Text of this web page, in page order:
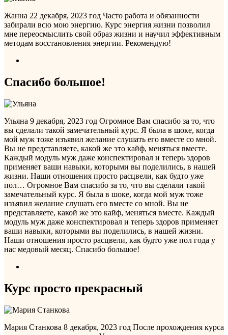
Жанна 22 декабря, 2023 год Часто работа и обязанности
забирали всю мою энергию. Курс энергия жизни позволил
мне переосмыслить свой образ жизни и научил эффективным
методам восстановления энергии. Рекомендую!
Спасибо большое!
Ульяна 9 декабря, 2023 год Огромное Вам спасибо за то, что
вы сделали такой замечательный курс. Я была в шоке, когда
мой муж тоже изъявил желание слушать его вместе со мной.
Вы не представляете, какой же это кайф, меняться вместе.
Каждый модуль муж даже конспектировал и теперь здоров
применяет ваши навыки, которыми вы поделились, в нашей
жизни. Наши отношения просто расцвели, как будто уже
пол… Огромное Вам спасибо за то, что вы сделали такой
замечательный курс. Я была в шоке, когда мой муж тоже
изъявил желание слушать его вместе со мной. Вы не
представляете, какой же это кайф, меняться вместе. Каждый
модуль муж даже конспектировал и теперь здоров применяет
ваши навыки, которыми вы поделились, в нашей жизни.
Наши отношения просто расцвели, как будто уже пол года у
нас медовый месяц. Спасибо большое!
Курс просто прекрасный
Мария Станкова 8 декабря, 2023 год После прохождения курса